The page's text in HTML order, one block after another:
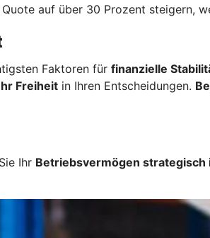
auf über 30 Prozent steigern,
Faktoren für finanzielle
Freiheit in Ihren Entscheidungen.
Ihr Betriebsvermögen strategisch